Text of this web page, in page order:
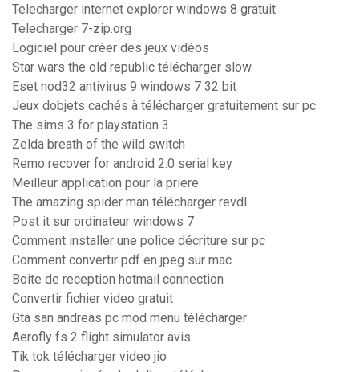
Telecharger internet explorer windows 8 gratuit
Telecharger 7-zip.org
Logiciel pour créer des jeux vidéos
Star wars the old republic télécharger slow
Eset nod32 antivirus 9 windows 7 32 bit
Jeux dobjets cachés à télécharger gratuitement sur pc
The sims 3 for playstation 3
Zelda breath of the wild switch
Remo recover for android 2.0 serial key
Meilleur application pour la priere
The amazing spider man télécharger revdl
Post it sur ordinateur windows 7
Comment installer une police décriture sur pc
Comment convertir pdf en jpeg sur mac
Boite de reception hotmail connection
Convertir fichier video gratuit
Gta san andreas pc mod menu télécharger
Aerofly fs 2 flight simulator avis
Tik tok télécharger video jio